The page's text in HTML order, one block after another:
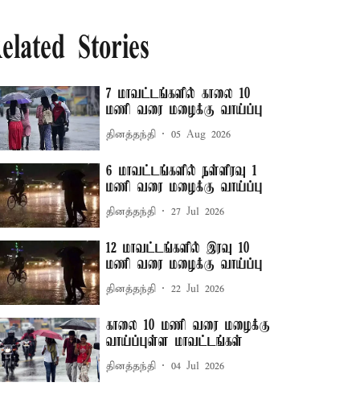
Stories
7 மாவட்டங்களில் காலை 10
மணி வரை மழைக்கு வாய்ப்பு
தினத்தந்தி 05 Aug 2026
6 மாவட்டங்களில் நள்ளிரவு 1
மணி வரை மழைக்கு வாய்ப்பு
தினத்தந்தி 27 Jul 2026
12 மாவட்டங்களில் இரவு 10
மணி வரை மழைக்கு வாய்ப்பு
தினத்தந்தி 22 Jul 2026
காலை 10 மணி வரை மழைக்கு
வாய்ப்புள்ள மாவட்டங்கள்
தினத்தந்தி 04 Jul 2026